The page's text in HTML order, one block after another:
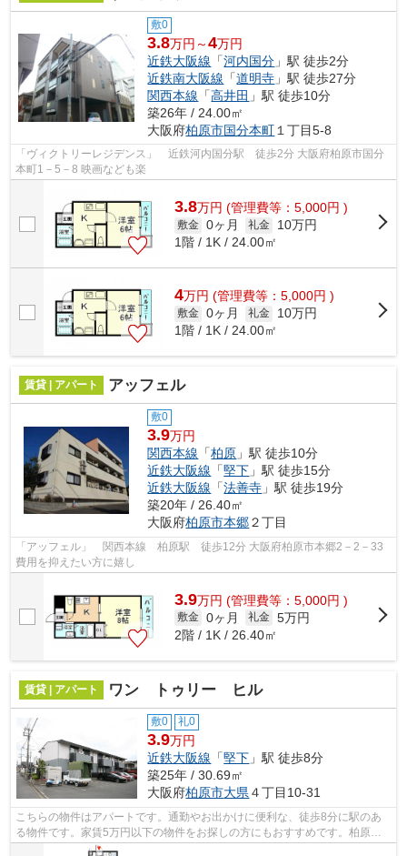
敷0
3.8万円～4万円
近鉄大阪線 「河内国分 」駅 徒歩2分
近鉄南大阪線 「道明寺 」駅 徒歩27分
関西本線 「高井田 」駅 徒歩10分
築26年 / 24.00㎡
大阪府柏原市国分本町 １丁目5-8
「ヴィクトリーレジデンス」 近鉄河内国分駅 徒歩2分 大阪府柏原市国分
本町1－5－8 映画なども楽
3.8万円 (管理費等：5,000円 )
敷金 0ヶ月 礼金
10万円
1階 / 1K / 24.00㎡
4万円 (管理費等：5,000円 )
敷金 0ヶ月 礼金
10万円
1階 / 1K / 24.00㎡
賃貸 | アパート アッフェル
敷0
3.9万円
関西本線 「柏原 」駅 徒歩10分
近鉄大阪線 「堅下 」駅 徒歩15分
近鉄大阪線 「法善寺 」駅 徒歩19分
築20年 / 26.40㎡
大阪府柏原市本郷２丁目
「アッフェル」 関西本線 柏原駅 徒歩12分 大阪府柏原市本郷2－2－33
費用を抑えたい方に嬉し
3.9万円 (管理費等：5,000円 )
敷金 0ヶ月 礼金 5万円
2階 / 1K / 26.40㎡
賃貸 | アパート ワン トゥリー ヒル
敷0 礼0
3.9万円
近鉄大阪線 「堅下 」駅 徒歩8分
築25年 / 30.69㎡
大阪府柏原市大県 ４丁目10-31
こちらの物件はアパートです。通勤やお出かけに便利な、徒歩8分に駅のあ
る物件です。家賃5万円以下の物件をお探しの方にもおすすめです。柏原市
近辺での物件情報：大好評のあの物件「...